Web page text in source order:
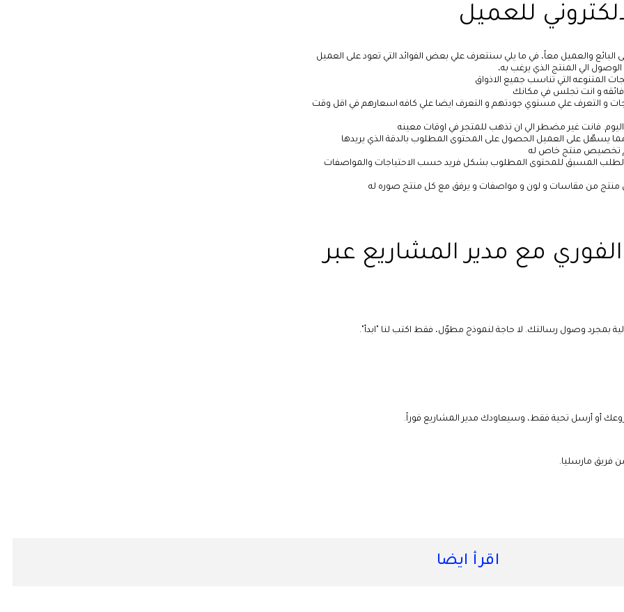
للعميل
البائع والعميل معاً، في ما يلي سنتعرف علي بعض الفوائد التي تعود على العميل
الي المنتج الذي يرغب به،
المتنوعه التي تناسب جميع الاذواق
و انت تجلس في مكانك
و التعرف علي مستوي جودتهم و التعرف ايضا علي كافه اسعارهم في اقل وقت
فانت غير مضطر الي ان تذهب للمتجر في اوقات معينه
يسهّل على العميل الحصول على المحتوى المطلوب بالدقة الذي يريدها
ثم تخصيص منتج خاص له
الطلب المسبق للمحتوى المطلوب بشكل فريد حسب الاحتياجات والمواصفات
من مقاسات و لون و مواصفات و يرفق مع كل منتج صوره له
مع مدير المشاريع عبر
بمجرد وصول رسالتك. لا حاجة لنموذج مطوّل، فقط اكتب لنا "ابدأ".
فريق مارسليا.
اقرأ ايضا